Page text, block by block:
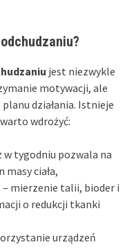
jest niezwykle
motywacji, ale
działania. Istnieje
wdrożyć:
w tygodniu pozwala na
ciała,
– mierzenie talii, bioder i
o redukcji tkanki
urządzeń